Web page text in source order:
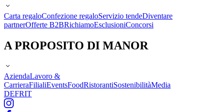
Carta regaloConfezione regaloServizio tendeDiventare
partnerOfferte B2BRichiamoEsclusioniConcorsi
A PROPOSITO DI MANOR
AziendaLavoro &
CarrieraFilialiEventsFoodRistorantiSostenibilitàMedia
DEFRIT